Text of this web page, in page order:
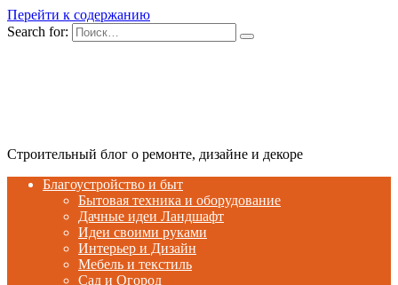
Перейти к содержанию
Search for:
Строительный блог о ремонте, дизайне и декоре
Благоустройство и быт
Бытовая техника и оборудование
Дачные идеи Ландшафт
Идеи своими руками
Интерьер и Дизайн
Мебель и текстиль
Сад и Огород